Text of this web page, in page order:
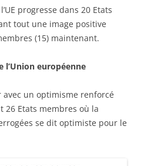
progresse dans 20 Etats
tout une image positive
(15) maintenant.
européenne
avec un optimisme renforcé
26 Etats membres où la
se dit optimiste pour le